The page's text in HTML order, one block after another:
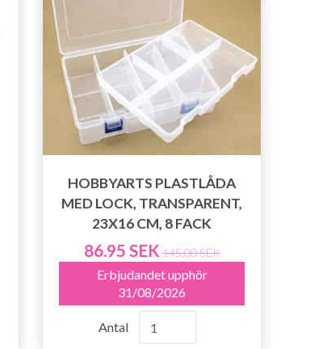
HOBBYARTS PLASTLÅDA
MED LOCK, TRANSPARENT,
23X16 CM, 8 FACK
86.95 SEK 145.00 SEK
Erbjudandet upphör
31/08/2026
Antal